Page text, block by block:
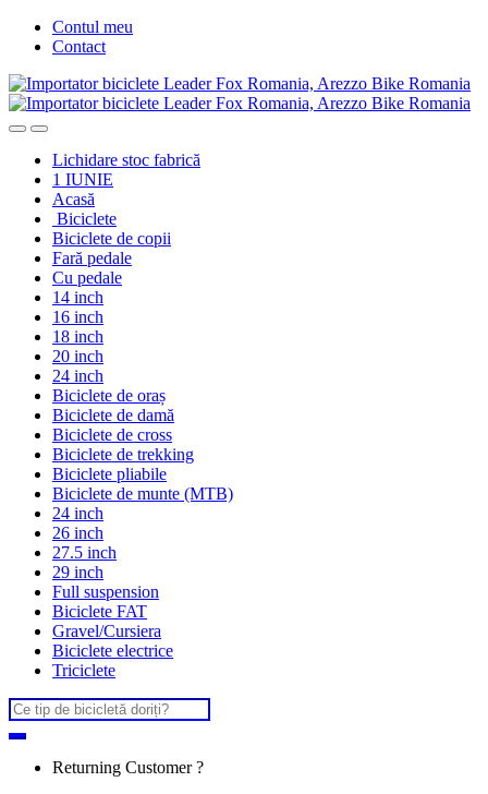
Skip
Skip
Contul meu
Contact
Lichidare stoc fabrică
1 IUNIE
Acasă
Biciclete
Biciclete de copii
Fară pedale
Cu pedale
14 inch
16 inch
18 inch
20 inch
24 inch
Biciclete de oraș
Biciclete de damă
Biciclete de cross
Biciclete de trekking
Biciclete pliabile
Biciclete de munte (MTB)
24 inch
26 inch
27.5 inch
29 inch
Full suspension
Biciclete FAT
Gravel/Cursiera
Biciclete electrice
Triciclete
Search
for:
Returning Customer ?